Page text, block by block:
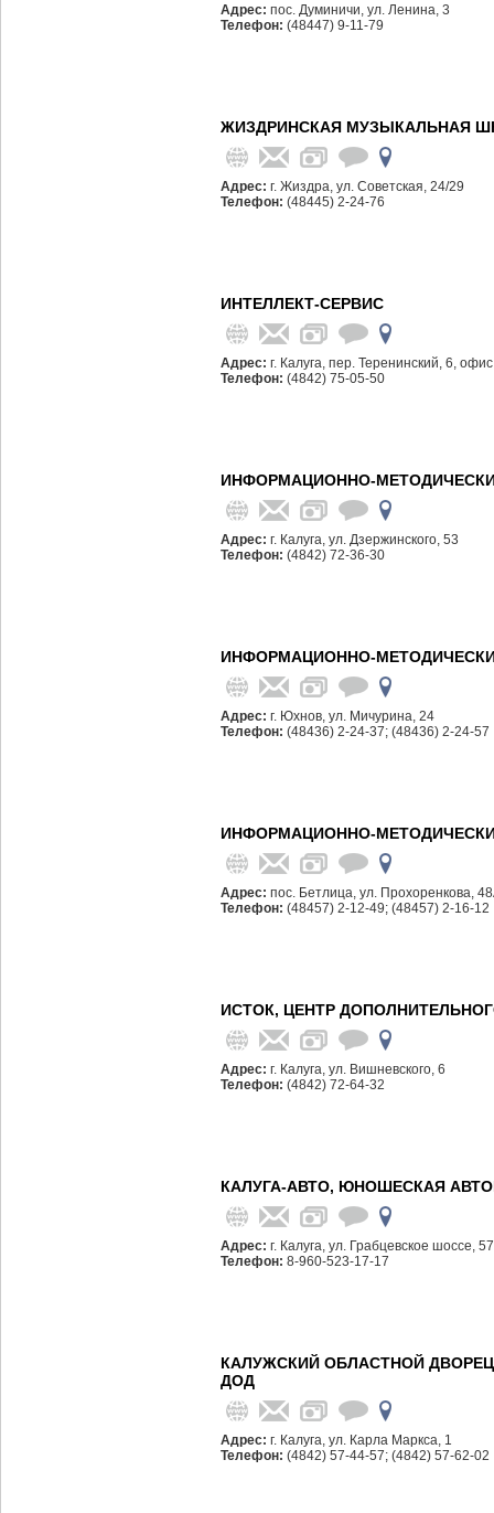
Адрес: пос. Думиничи, ул. Ленина, 3
Телефон: (48447) 9-11-79
ЖИЗДРИНСКАЯ МУЗЫКАЛЬНАЯ
Адрес: г. Жиздра, ул. Советская, 24/29
Телефон: (48445) 2-24-76
ИНТЕЛЛЕКТ-СЕРВИС
Адрес: г. Калуга, пер. Теренинский, 6,
Телефон: (4842) 75-05-50
ИНФОРМАЦИОННО-
Адрес: г. Калуга, ул. Дзержинского, 53
Телефон: (4842) 72-36-30
ИНФОРМАЦИОННО-
Адрес: г. Юхнов, ул. Мичурина, 24
Телефон: (48436) 2-24-37; (48436) 2-24-57
ИНФОРМАЦИОННО-
Адрес: пос. Бетлица, ул. Прохоренкова,
Телефон: (48457) 2-12-49; (48457) 2-16-12
ИСТОК, ЦЕНТР
Адрес: г. Калуга, ул. Вишневского, 6
Телефон: (4842) 72-64-32
КАЛУГА-АВТО, ЮНОШЕСКАЯ
Адрес: г. Калуга, ул. Грабцевское шоссе, 57
Телефон: 8-960-523-17-17
КАЛУЖСКИЙ ОБЛАСТНОЙ
ДОД
Адрес: г. Калуга, ул. Карла Маркса, 1
Телефон: (4842) 57-44-57; (4842) 57-62-02